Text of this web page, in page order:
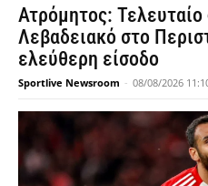
Ατρόμητος: Τελευταίο
Λεβαδειακό στο
ελεύθερη είσοδο
Sportlive Newsroom - 08/08/2026